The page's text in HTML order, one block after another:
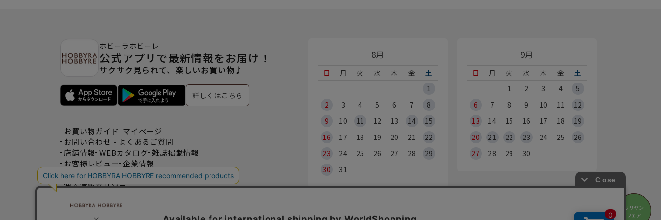
リリヤン
フェア
リリヤン
フェア
8月
日 月 火 水 木 金
土
1
2
3 4 5 6 7
8
9
10 11 12 13 14
15
16
17 18 19 20 21
22
23
24 25 26 27 28
29
30
31
9月
日 月 火 水 木 金
土
1
2 3 4
5
6
7 8 9 10 11
12
13
14 15 16 17 18
19
20
21 22 23 24 25
26
27
28 29 30
※Webからのご注文は、24時間承っております
ホビーラホビーレ
公式アプリで最新情報をお届け！
サクサク見られて、楽しいお買い物♪
詳しくはこちら
お買い物ガイド マイページ
お問い合わせ - よくあるご質問
店舗情報 WEBカタログ 雑誌掲載情報
お客様レビュー 企業情報
特定商取引法表記 利用規約
個人情報ポリシー
おトクな情報♪メルマガ登録